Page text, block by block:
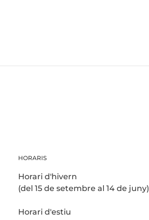
HORARIS
Horari d'hivern
(del 15 de setembre al 14 de juny)
Horari d'estiu